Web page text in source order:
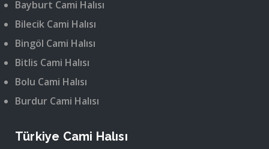
Bayburt Cami Halısı
Bilecik Cami Halısı
Bingöl Cami Halısı
Bitlis Cami Halısı
Bolu Cami Halısı
Burdur Cami Halısı
Türkiye Cami Halısı